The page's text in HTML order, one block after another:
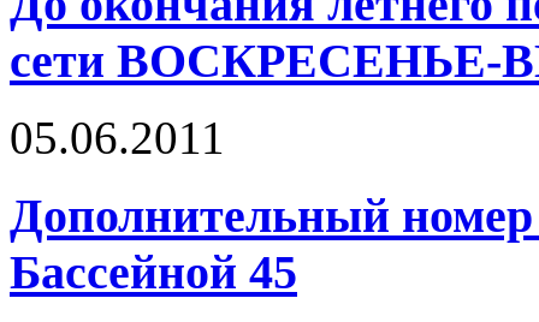
сети
05.06.2011
Дополнительный номер
Бассейной 45